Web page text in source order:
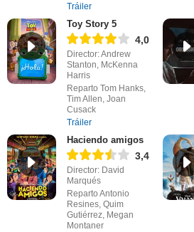
Tráiler
Toy Story 5
4,0
Director: Andrew
Stanton, McKenna
Harris
Reparto Tom Hanks,
Tim Allen, Joan
Cusack
Tráiler
Haciendo amigos
3,4
Director: David
Marqués
Reparto Antonio
Resines, Quim
Gutiérrez, Megan
Montaner